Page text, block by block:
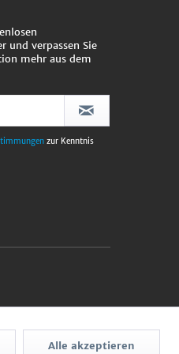
und verpassen Sie
mehr aus dem
zur Kenntnis
Alle akzeptieren